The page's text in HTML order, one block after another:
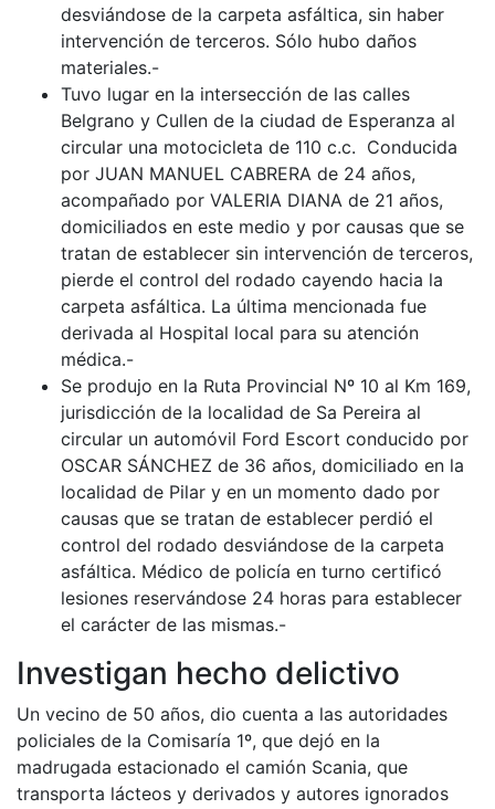
desviándose de la carpeta asfáltica, sin haber
intervención de terceros. Sólo hubo daños
materiales.-
Tuvo lugar en la intersección de las calles
Belgrano y Cullen de la ciudad de Esperanza al
circular una motocicleta de 110 c.c. Conducida
por JUAN MANUEL CABRERA de 24 años,
acompañado por VALERIA DIANA de 21 años,
domiciliados en este medio y por causas que se
tratan de establecer sin intervención de terceros,
pierde el control del rodado cayendo hacia la
carpeta asfáltica. La última mencionada fue
derivada al Hospital local para su atención
médica.-
Se produjo en la Ruta Provincial Nº 10 al Km 169,
jurisdicción de la localidad de Sa Pereira al
circular un automóvil Ford Escort conducido por
OSCAR SÁNCHEZ de 36 años, domiciliado en la
localidad de Pilar y en un momento dado por
causas que se tratan de establecer perdió el
control del rodado desviándose de la carpeta
asfáltica. Médico de policía en turno certificó
lesiones reservándose 24 horas para establecer
el carácter de las mismas.-
Investigan hecho delictivo
Un vecino de 50 años, dio cuenta a las autoridades
policiales de la Comisaría 1º, que dejó en la
madrugada estacionado el camión Scania, que
transporta lácteos y derivados y autores ignorados